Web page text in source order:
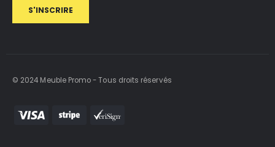
S'INSCRIRE
© 2024 Meuble Promo - Tous droits réservés